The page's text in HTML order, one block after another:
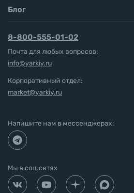
Блог
8-800-555-01-02
Почта для любых вопросов:
info@yarkiy.ru
Корпоративный отдел:
market@yarkiy.ru
Напишите нам в мессенджерах:
Мы в соц.сетях